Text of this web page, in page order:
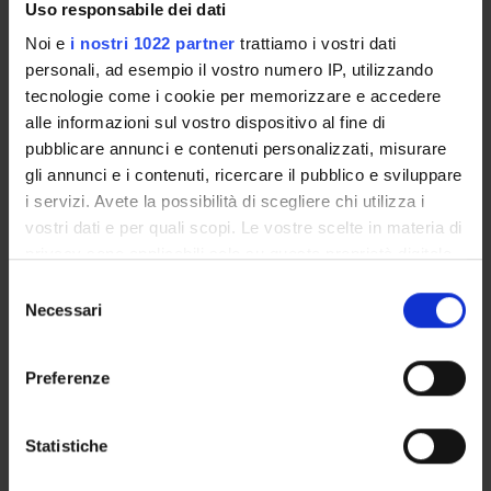
Uso responsabile dei dati
Noi e i nostri 1022 partner trattiamo i vostri dati
personali, ad esempio il vostro numero IP, utilizzando
tecnologie come i cookie per memorizzare e accedere
alle informazioni sul vostro dispositivo al fine di
pubblicare annunci e contenuti personalizzati, misurare
gli annunci e i contenuti, ricercare il pubblico e sviluppare
i servizi. Avete la possibilità di scegliere chi utilizza i
vostri dati e per quali scopi. Le vostre scelte in materia di
modificare o revocare il proprio consenso in qualsiasi
momento dalla Dichiarazione sui cookie o facendo clic
raccogliere informazioni sulla tua posizione
geografica, con un'approssimazione di qualche
delNecessari
Preferenze
Statistiche
Francesco Bellomi
Matteo Cristani
Associate Professor
Roberta Cuel
RESEARCH AREAS INVOLVED IN THE PROJECT
Artificial intelligence